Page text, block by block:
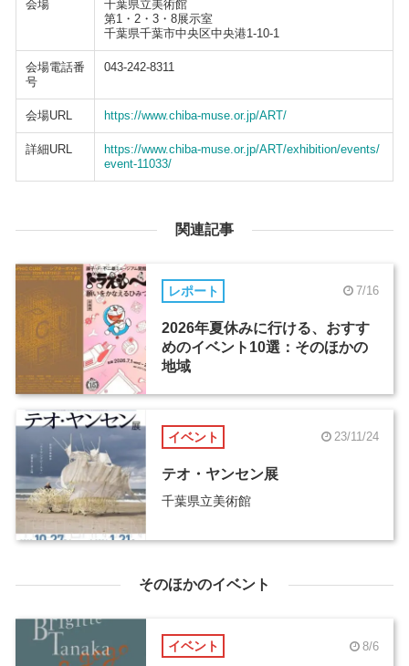
会場
千葉県立美術館
第1・2・3・8展示室
千葉県千葉市中央区中央港1-10-1
会場電話番
号
043-242-8311
会場URL https://www.chiba-muse.or.jp/ART/
詳細URL
https://www.chiba-muse.or.jp/ART/exhibition/events/
event-11033/
関連記事
レポート 7/16
2026年夏休みに行ける、おすす
めのイベント10選：そのほかの
地域
イベント 23/11/24
テオ・ヤンセン展
千葉県立美術館
そのほかのイベント
イベント 8/6